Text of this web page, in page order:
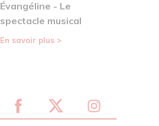
Évangéline - Le
spectacle musical
En savoir plus >